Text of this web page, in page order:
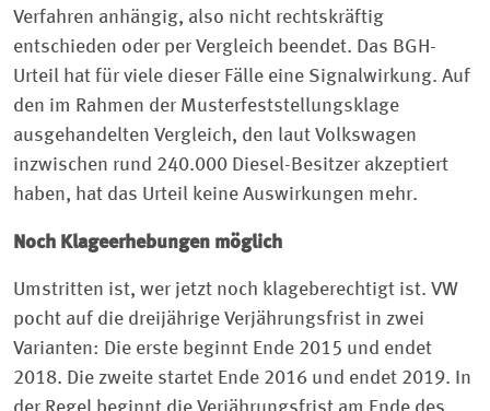
Verfahren anhängig, also nicht rechtskräftig
entschieden oder per Vergleich beendet. Das BGH-
Urteil hat für viele dieser Fälle eine Signalwirkung. Auf
den im Rahmen der Musterfeststellungsklage
ausgehandelten Vergleich, den laut Volkswagen
inzwischen rund 240.000 Diesel-Besitzer akzeptiert
haben, hat das Urteil keine Auswirkungen mehr.
Noch Klageerhebungen möglich
Umstritten ist, wer jetzt noch klageberechtigt ist. VW
pocht auf die dreijährige Verjährungsfrist in zwei
Varianten: Die erste beginnt Ende 2015 und endet
2018. Die zweite startet Ende 2016 und endet 2019. In